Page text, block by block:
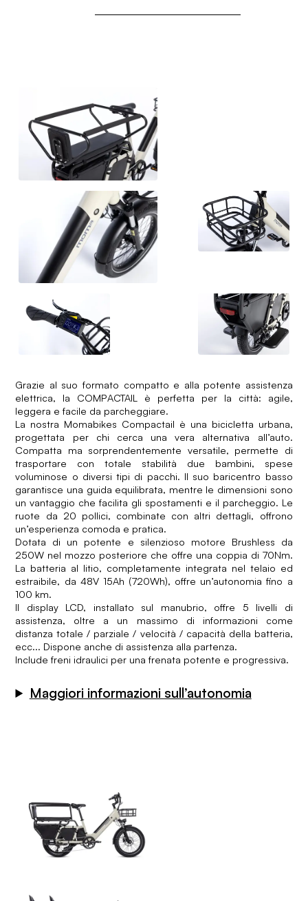
Grazie al suo formato compatto e alla potente assistenza
elettrica, la COMPACTAIL è perfetta per la città: agile,
leggera e facile da parcheggiare.
La nostra Momabikes Compactail è una bicicletta urbana,
progettata per chi cerca una vera alternativa all’auto.
Compatta ma sorprendentemente versatile, permette di
trasportare con totale stabilità due bambini, spese
voluminose o diversi tipi di pacchi. Il suo baricentro basso
garantisce una guida equilibrata, mentre le dimensioni sono
un vantaggio che facilita gli spostamenti e il parcheggio. Le
ruote da 20 pollici, combinate con altri dettagli, offrono
un’esperienza comoda e pratica.
Dotata di un potente e silenzioso motore Brushless da
250W nel mozzo posteriore che offre una coppia di 70Nm.
La batteria al litio, completamente integrata nel telaio ed
estraibile, da 48V 15Ah (720Wh), offre un’autonomia fino a
100 km.
Il display LCD, installato sul manubrio, offre 5 livelli di
assistenza, oltre a un massimo di informazioni come
distanza totale / parziale / velocità / capacità della batteria,
ecc... Dispone anche di assistenza alla partenza.
Include freni idraulici per una frenata potente e progressiva.
Maggiori informazioni sull’autonomia